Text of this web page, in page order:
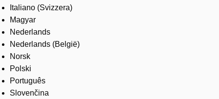
Italiano (Svizzera)
Magyar
Nederlands
Nederlands (België)
Norsk
Polski
Português
Slovenčina